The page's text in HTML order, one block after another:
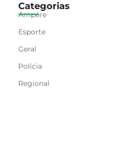
Categorias
Ampére
Esporte
Geral
Polícia
Regional